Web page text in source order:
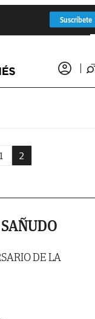
Suscríbete
1 2
DE LA